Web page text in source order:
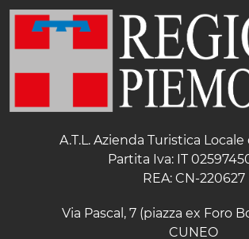
A.T.L. Azienda Turistica
Partita Iva: IT
REA: CN-220627
Via Pascal, 7 (piazza ex Foro
CUNEO